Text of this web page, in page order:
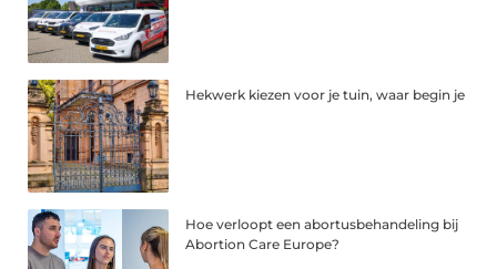
Hekwerk kiezen voor je tuin, waar begin je
Hoe verloopt een abortusbehandeling bij
Abortion Care Europe?